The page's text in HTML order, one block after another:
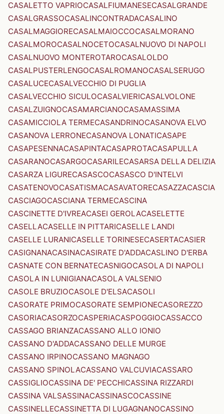
CASALETTO VAPRIOCASALFIUMANESECASALGRANDE
CASALGRASSOCASALINCONTRADACASALINO
CASALMAGGIORECASALMAIOCCOCASALMORANO
CASALMOROCASALNOCETOCASALNUOVO DI NAPOLI
CASALNUOVO MONTEROTAROCASALOLDO
CASALPUSTERLENGOCASALROMANOCASALSERUGO
CASALUCECASALVECCHIO DI PUGLIA
CASALVECCHIO SICULOCASALVIERICASALVOLONE
CASALZUIGNOCASAMARCIANOCASAMASSIMA
CASAMICCIOLA TERMECASANDRINOCASANOVA ELVO
CASANOVA LERRONECASANOVA LONATICASAPE
CASAPESENNACASAPINTACASAPROTACASAPULLA
CASARANOCASARGOCASARILECASARSA DELLA DELIZIA
CASARZA LIGURECASASCOCASASCO D'INTELVI
CASATENOVOCASATISMACASAVATORECASAZZACASCIA
CASCIAGOCASCIANA TERMECASCINA
CASCINETTE D'IVREACASEI GEROLACASELETTE
CASELLACASELLE IN PITTARICASELLE LANDI
CASELLE LURANICASELLE TORINESECASERTACASIER
CASIGNANACASINACASIRATE D'ADDACASLINO D'ERBA
CASNATE CON BERNATECASNIGOCASOLA DI NAPOLI
CASOLA IN LUNIGIANACASOLA VALSENIO
CASOLE BRUZIOCASOLE D'ELSACASOLI
CASORATE PRIMOCASORATE SEMPIONECASOREZZO
CASORIACASORZOCASPERIACASPOGGIOCASSACCO
CASSAGO BRIANZACASSANO ALLO IONIO
CASSANO D'ADDACASSANO DELLE MURGE
CASSANO IRPINOCASSANO MAGNAGO
CASSANO SPINOLACASSANO VALCUVIACASSARO
CASSIGLIOCASSINA DE' PECCHICASSINA RIZZARDI
CASSINA VALSASSINACASSINASCOCASSINE
CASSINELLECASSINETTA DI LUGAGNANOCASSINO